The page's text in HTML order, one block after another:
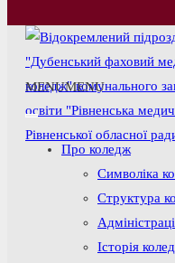
MENUMENU
Про коледж
Символіка
Структура
Історія